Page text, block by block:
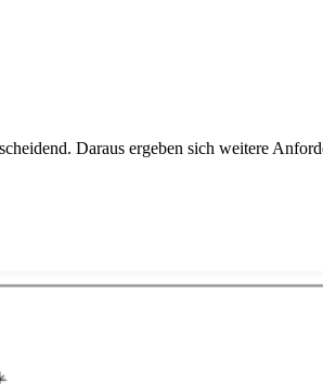
Daraus ergeben sich weitere